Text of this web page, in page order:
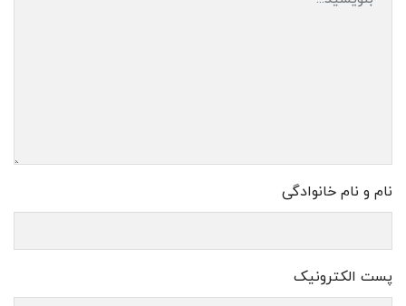
نام و نام خانوادگی
پست الکترونیک